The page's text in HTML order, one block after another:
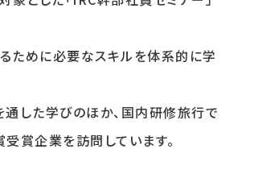
ために必要なスキルを体系的に学
した学びのほか、国内研修旅行で
賞企業を訪問しています。